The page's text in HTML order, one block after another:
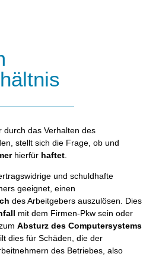
durch das Verhalten des
stellt sich die Frage, ob und
hierfür haftet
und schuldhafte
geeignet, einen
des Arbeitgebers auszulösen. Dies
mit dem Firmen-Pkw sein oder
Absturz des Computersystems
dies für Schäden, die der
des Betriebes, also